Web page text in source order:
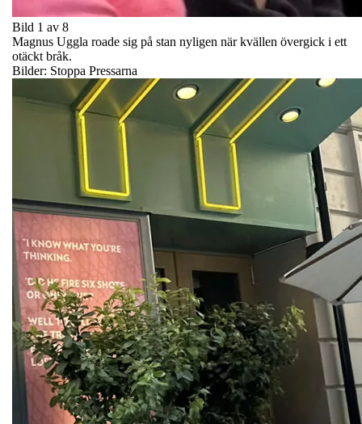
Bild 1 av 8
Magnus Uggla roade sig på stan nyligen när kvällen övergick i ett
otäckt bråk.
Bilder: Stoppa Pressarna